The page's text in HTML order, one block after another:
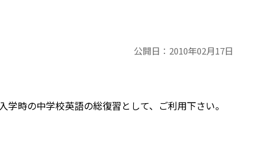
公開日： 2010年02月17日
時の中学校英語の総復習として、ご利用下さい。